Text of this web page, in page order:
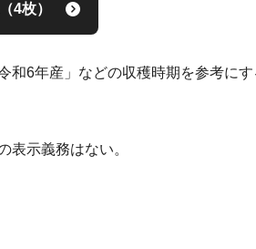
4枚）
和6年産」などの収穫時期を参考に
表示義務はない。